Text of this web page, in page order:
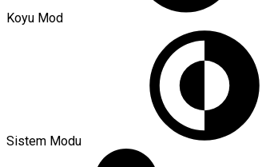
Koyu Mod
Sistem Modu